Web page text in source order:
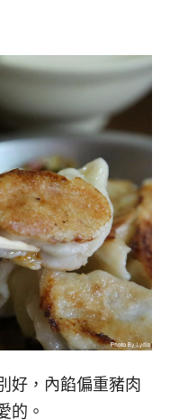
好，內餡偏重豬肉
的。